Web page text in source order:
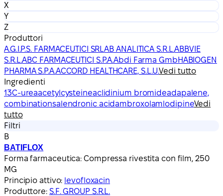
X
Y
Z
Produttori
A.G.I.P.S. FARMACEUTICI SRLAB ANALITICA S.R.L.ABBVIE
S.R.L.ABC FARMACEUTICI S.P.A.Abdi Farma GmbHABIOGEN
PHARMA S.P.A.ACCORD HEALTHCARE, S.L.U.Vedi tutto
Ingredienti
13C-ureaacetylcysteineaclidinium bromideadapalene,
combinationsalendronic acidambroxolamlodipineVedi
tutto
Filtri
B
BATIFLOX
Forma farmaceutica: Compressa rivestita con film, 250
MG
Principio attivo: levofloxacin
Produttore: S.F. GROUP S.R.L.